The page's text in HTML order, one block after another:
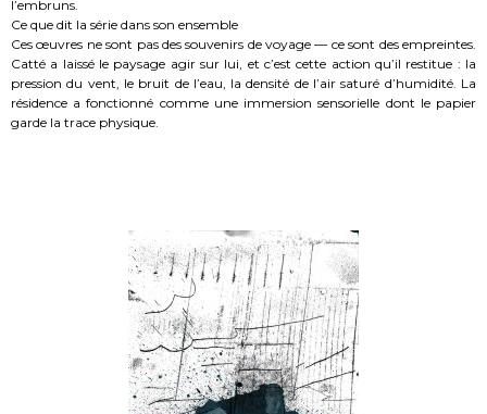
l’embruns.
Ce que dit la série dans son ensemble
Ces œuvres ne sont pas des souvenirs de voyage — ce sont des empreintes.
Catté a laissé le paysage agir sur lui, et c’est cette action qu’il restitue : la
pression du vent, le bruit de l’eau, la densité de l’air saturé d’humidité. La
résidence a fonctionné comme une immersion sensorielle dont le papier
garde la trace physique.